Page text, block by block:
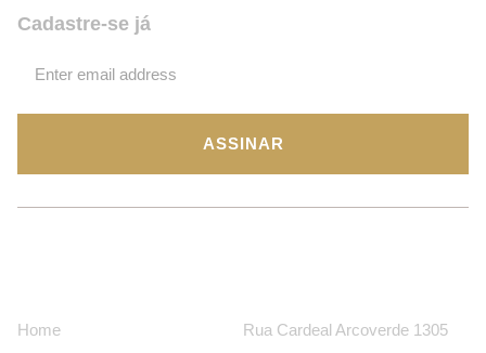
Cadastre-se já
ASSINAR
Home
Rua Cardeal Arcoverde 1305